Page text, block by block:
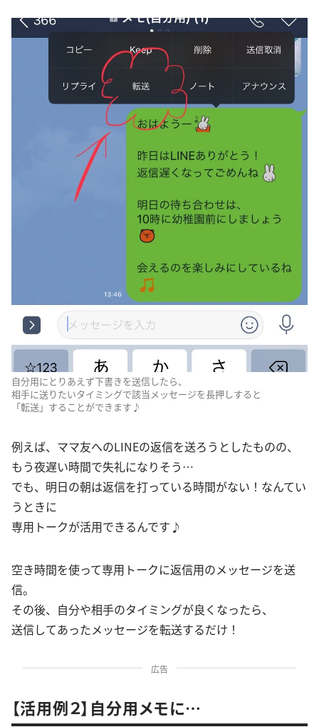
自分用にとりあえず下書きを送信したら、
相手に送りたいタイミングで該当メッセージを長押しすると
「転送」することができます♪
例えば、ママ友へのLINEの返信を送ろうとしたものの、
もう夜遅い時間で失礼になりそう…
でも、明日の朝は返信を打っている時間がない！なんてい
うときに
専用トークが活用できるんです♪
空き時間を使って専用トークに返信用のメッセージを送
信。
その後、自分や相手のタイミングが良くなったら、
送信してあったメッセージを転送するだけ！
広告
【活用例２】自分用メモに…